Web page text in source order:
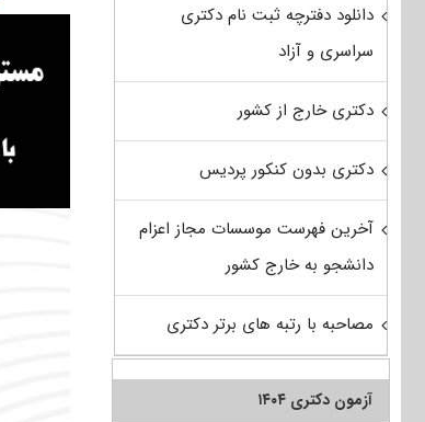
دانلود دفترچه ثبت نام دکتری
سراسری و آزاد
دکتری خارج از کشور
دکتری بدون کنکور پردیس
آخرین فهرست موسسات مجاز اعزام
دانشجو به خارج کشور
مصاحبه با رتبه های برتر دکتری
آزمون دکتری ۱۴۰۴